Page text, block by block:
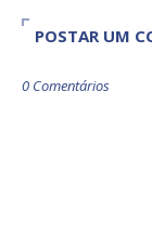
POSTAR UM
0 Comentários